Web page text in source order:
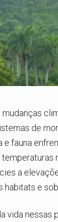
mudanças
de
e fauna
a
habitats e
vida nessas